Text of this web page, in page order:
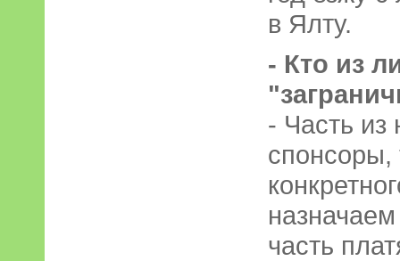
в Ялту.
- Кто из
- Часть из
спонсоры,
часть